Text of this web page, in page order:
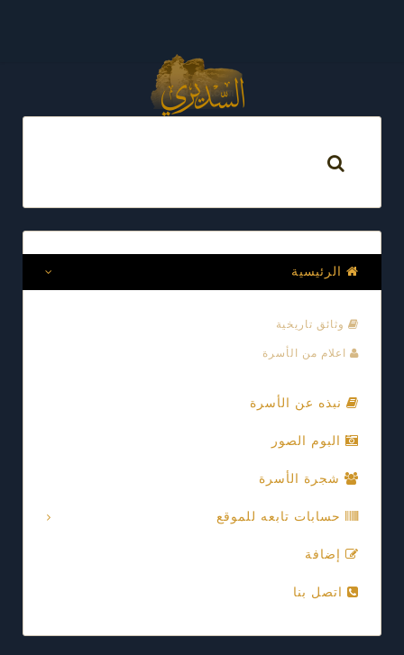
الرئيسية
وثائق تاريخية
اعلام من الأسرة
نبذه عن الأسرة
البوم الصور
شجرة الأسرة
حسابات تابعه للموقع
إضافة
اتصل بنا